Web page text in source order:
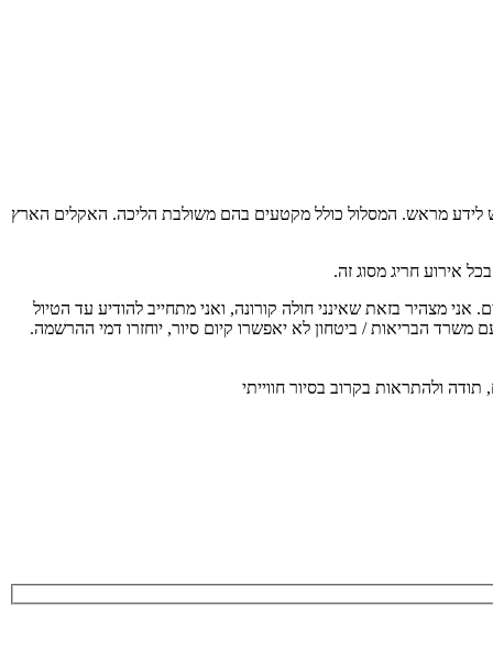
יש לידע מראש. המסלול כולל מקטעים בהם משולבת הליכה. האקלים הארץ
אירוע חריג מסוג זה.
משרד הבריאות על כן כל משתתף מחויב להגיע עם מסכה אישית, לשמור מרחק כנדרש, בקבוצה יהיו לכל היותר 20 משתתפים. אני מצהיר בזאת שאינני חולה קורונה, ואני מתחייב להודיע עד הטיול
משרד הבריאות / ביטחון לא יאפשרו קיום סיור, יוחזרו דמי ההרשמה.
ולהתראות בקרוב בסיור חווייתי